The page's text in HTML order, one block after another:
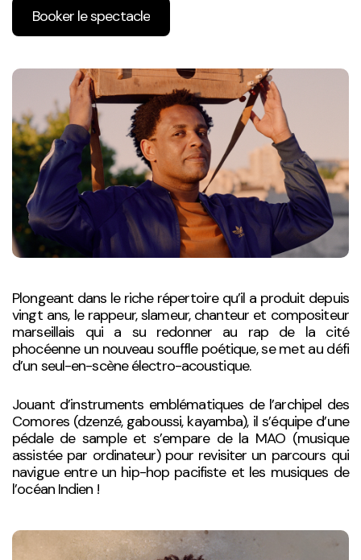
Booker le spectacle
Plongeant dans le riche répertoire qu’il a produit depuis
vingt ans, le rappeur, slameur, chanteur et compositeur
marseillais qui a su redonner au rap de la cité
phocéenne un nouveau souffle poétique, se met au défi
d’un seul-en-scène électro-acoustique.
Jouant d’instruments emblématiques de l’archipel des
Comores (dzenzé, gaboussi, kayamba), il s’équipe d’une
pédale de sample et s’empare de la MAO (musique
assistée par ordinateur) pour revisiter un parcours qui
navigue entre un hip-hop pacifiste et les musiques de
l’océan Indien !